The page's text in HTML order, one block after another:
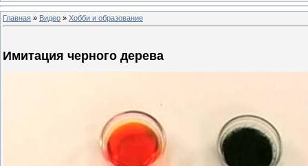
Главная » Видео » Хобби и образование
Имитация черного дерева